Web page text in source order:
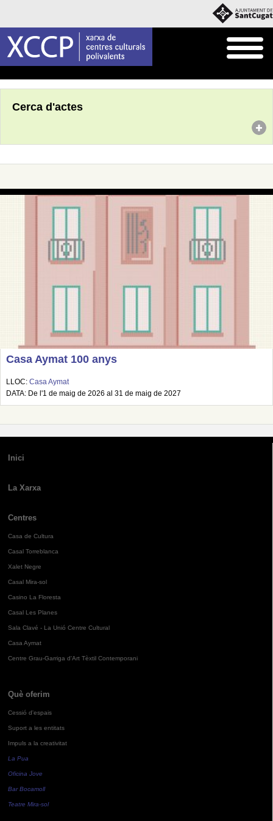
Cerca d'actes
Casa Aymat 100 anys
LLOC: Casa Aymat
DATA: De l'1 de maig de 2026 al 31 de maig de 2027
Inici
La Xarxa
Centres
Casa de Cultura
Casal Torreblanca
Xalet Negre
Casal Mira-sol
Casino La Floresta
Casal Les Planes
Sala Clavé - La Unió Centre Cultural
Casa Aymat
Centre Grau-Garriga d'Art Tèxtil Contemporani
Què oferim
Cessió d'espais
Suport a les entitats
Impuls a la creativitat
La Pua
Oficina Jove
Bar Bocamoll
Teatre Mira-sol